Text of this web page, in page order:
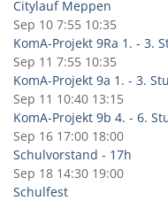
Citylauf Meppen
Sep 10 7:55 10:35
KomA-Projekt 9Ra 1. - 3.
Sep 11 7:55 10:35
KomA-Projekt 9a 1. - 3.
Sep 11 10:40 13:15
KomA-Projekt 9b 4. - 6.
Sep 16 17:00 18:00
Schulvorstand - 17h
Sep 18 14:30 19:00
Schulfest